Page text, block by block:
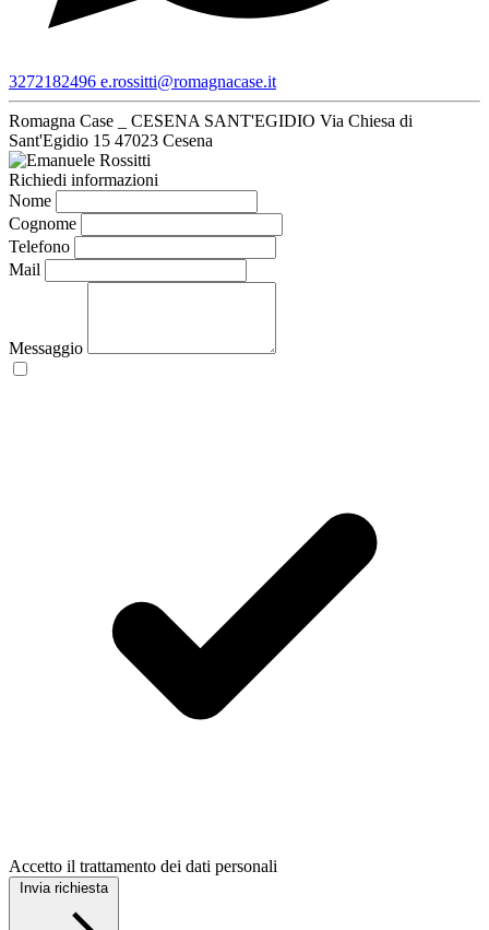
3272182496 e.rossitti@romagnacase.it
Romagna Case _ CESENA SANT'EGIDIO Via Chiesa di
Sant'Egidio 15 47023 Cesena
Richiedi informazioni
Nome
Cognome
Telefono
Mail
Messaggio
Accetto il trattamento dei dati personali
Invia richiesta